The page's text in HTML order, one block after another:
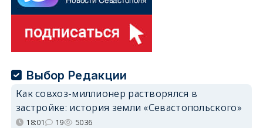
Выбор Редакции
Как совхоз-миллионер растворялся в
застройке: история земли «Севастопольского»
18:01 19 5036